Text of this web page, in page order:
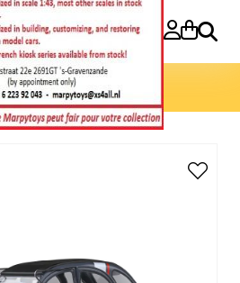
Search
»2CV6 Chic 1982 1:18